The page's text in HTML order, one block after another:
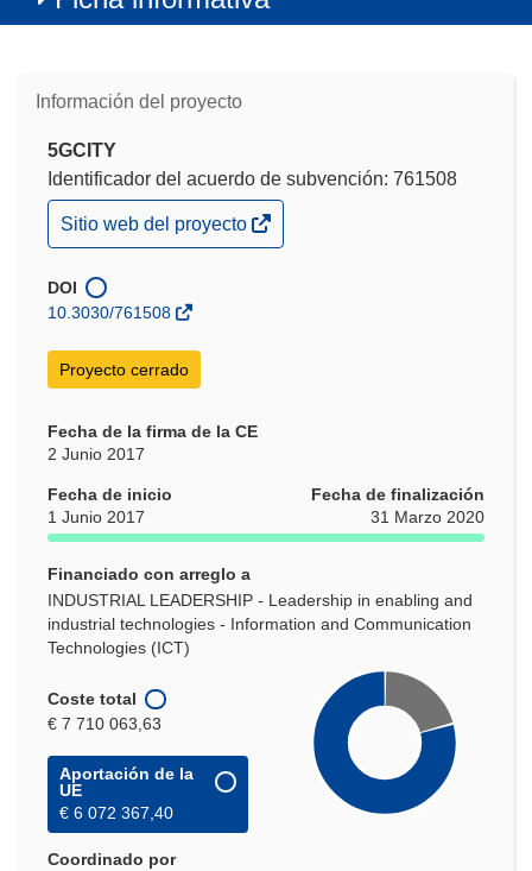
Información del proyecto
5GCITY
Identificador del acuerdo de subvención: 761508
(se
abrirá
una
nueva
Sitio web del proyecto
DOI
10.3030/761508
Proyecto cerrado
Fecha de la firma de la CE
2 Junio 2017
Fecha de inicio
1 Junio 2017
Fecha de finalización
31 Marzo 2020
Financiado con arreglo a
INDUSTRIAL LEADERSHIP - Leadership in enabling and
industrial technologies - Information and Communication
Technologies (ICT)
Coste total
€ 7 710 063,63
Aportación de la
UE
€ 6 072 367,40
Coordinado por